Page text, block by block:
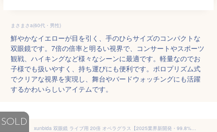
まさまさa(60代・男性)
鮮やかなイエローが目を引く、手のひらサイズのコンパクトな
双眼鏡です。7倍の倍率と明るい視界で、コンサートやスポーツ
観戦、ハイキングなど様々なシーンに最適です。軽量なのでお
子様でも扱いやすく、持ち運びにも便利です。ポロプリズム式
でクリアな視界を実現し、舞台やバードウォッチングにも活躍
するかわいらしいアイテムです。
SOLD
xunbida 双眼鏡 ライブ用 20倍 オペラグラス【2025業界新開発・99.8%透過率・防振・ 超軽量210g】観劇 スポーツ観戦用 コンサート 双眼鏡 25mm口径 BaK4プリズム FMC 酔いにくい 倍率調整可能 目幅調整 手ぶれ補正 生活防水 子供/女性適用 ライブ/オペラ/野鳥観察/登山/アウトドア/旅行 ネックストラップ 収納バッグ付き 日本語説明書(ホワイト)